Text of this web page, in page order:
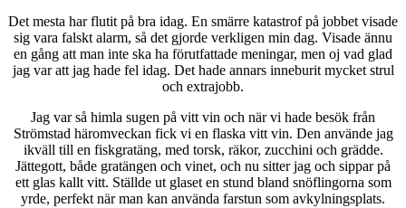
Det mesta har flutit på bra idag. En smärre katastrof på jobbet visade
sig vara falskt alarm, så det gjorde verkligen min dag. Visade ännu
en gång att man inte ska ha förutfattade meningar, men oj vad glad
jag var att jag hade fel idag. Det hade annars inneburit mycket strul
och extrajobb.
Jag var så himla sugen på vitt vin och när vi hade besök från
Strömstad häromveckan fick vi en flaska vitt vin. Den använde jag
ikväll till en fiskgratäng, med torsk, räkor, zucchini och grädde.
Jättegott, både gratängen och vinet, och nu sitter jag och sippar på
ett glas kallt vitt. Ställde ut glaset en stund bland snöflingorna som
yrde, perfekt när man kan använda farstun som avkylningsplats.